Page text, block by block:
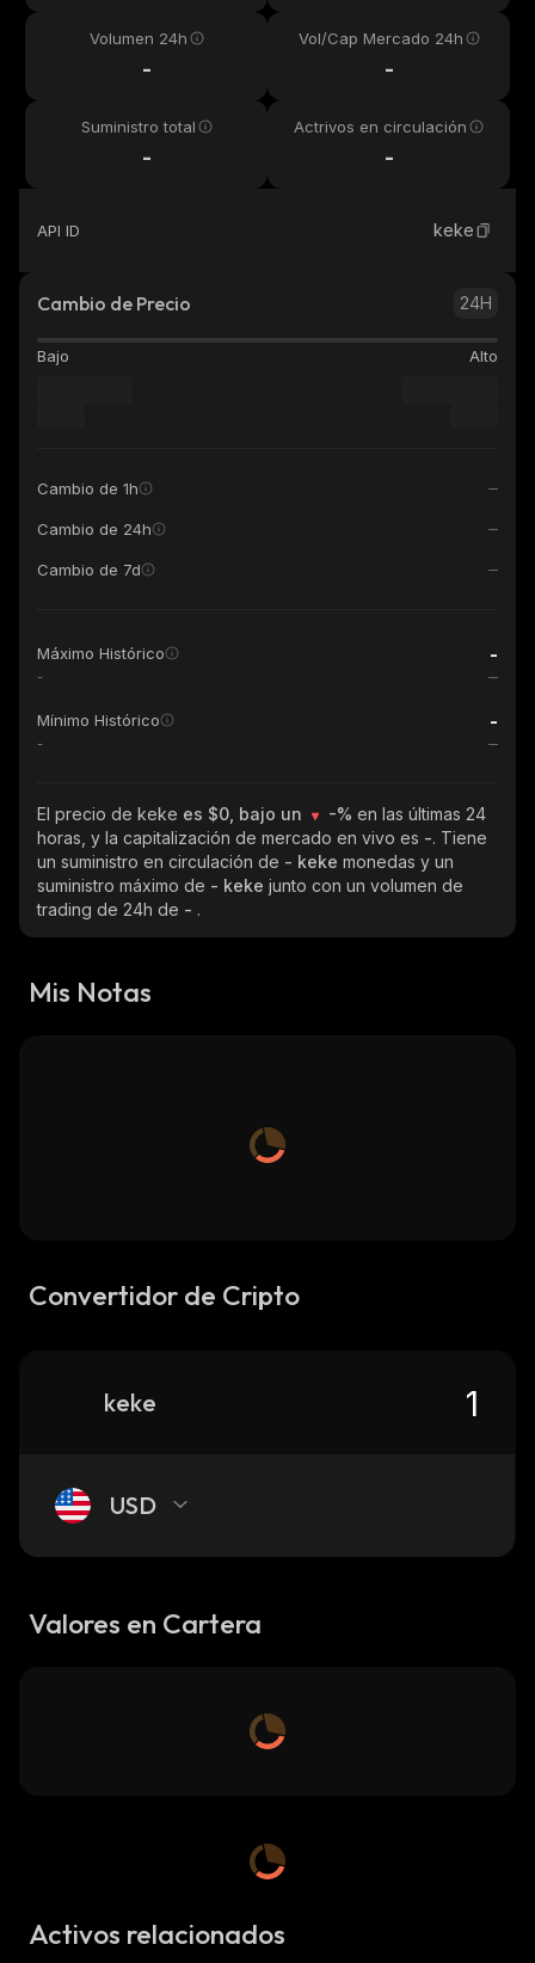
Volumen 24h
-
Vol/Cap Mercado 24h
-
Suministro total
-
Actrivos en circulación
-
API ID keke
Cambio de Precio 24H
Bajo Alto
Cambio de 1h
Cambio de 24h
Cambio de 7d
Máximo Histórico -
-
Mínimo Histórico -
-
El precio de keke es $0, bajo un -% en las últimas 24
horas, y la capitalización de mercado en vivo es -. Tiene
un suministro en circulación de - keke monedas y un
suministro máximo de - keke junto con un volumen de
trading de 24h de - .
Mis Notas
Convertidor de Cripto
keke
USD
Valores en Cartera
Activos relacionados